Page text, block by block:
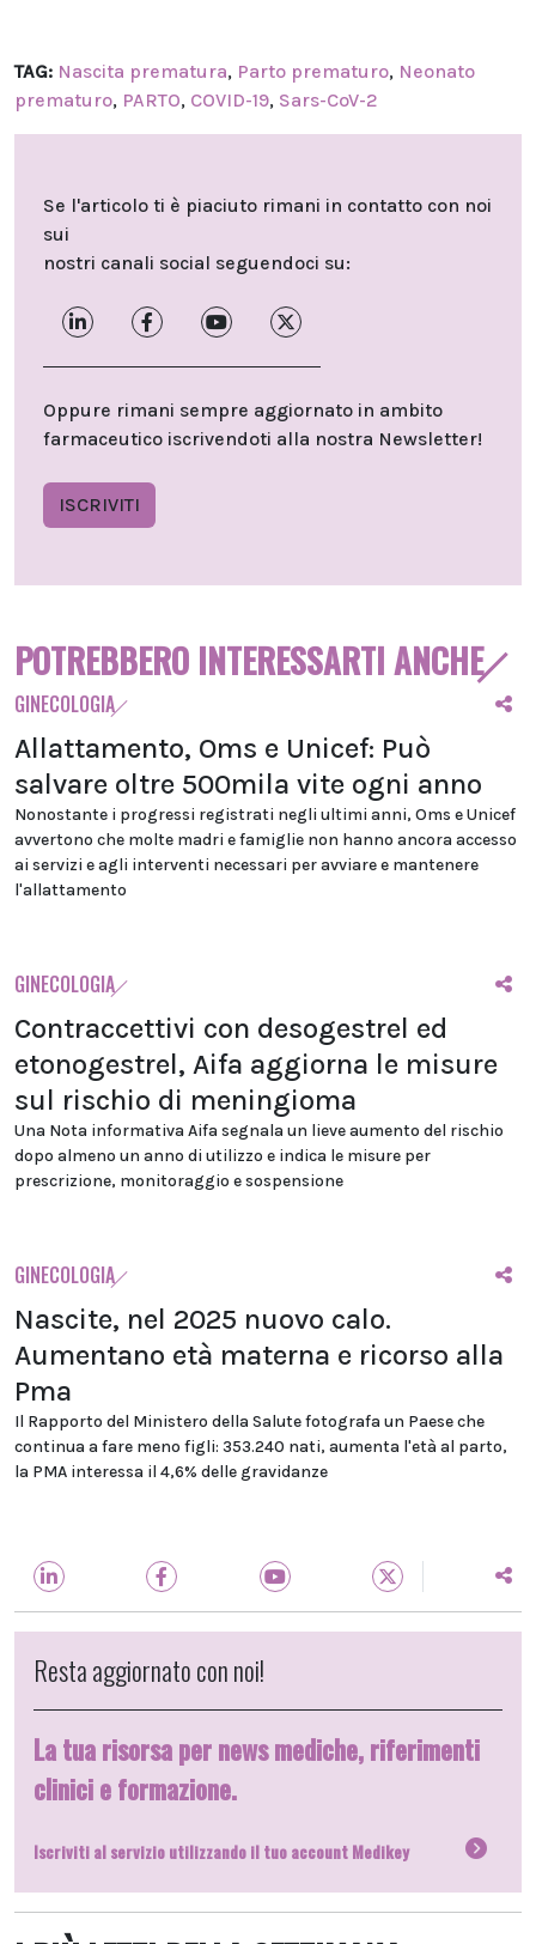
TAG: Nascita prematura, Parto prematuro, Neonato
prematuro, PARTO, COVID-19, Sars-CoV-2
Se l'articolo ti è piaciuto rimani in contatto con noi
sui
nostri canali social seguendoci su:
Oppure rimani sempre aggiornato in ambito
farmaceutico iscrivendoti alla nostra Newsletter!
ISCRIVITI
POTREBBERO INTERESSARTI ANCHE
GINECOLOGIA
Allattamento, Oms e Unicef: Può
salvare oltre 500mila vite ogni anno
Nonostante i progressi registrati negli ultimi anni, Oms e Unicef
avvertono che molte madri e famiglie non hanno ancora accesso
ai servizi e agli interventi necessari per avviare e mantenere
l'allattamento
GINECOLOGIA
Contraccettivi con desogestrel ed
etonogestrel, Aifa aggiorna le misure
sul rischio di meningioma
Una Nota informativa Aifa segnala un lieve aumento del rischio
dopo almeno un anno di utilizzo e indica le misure per
prescrizione, monitoraggio e sospensione
GINECOLOGIA
Nascite, nel 2025 nuovo calo.
Aumentano età materna e ricorso alla
Pma
Il Rapporto del Ministero della Salute fotografa un Paese che
continua a fare meno figli: 353.240 nati, aumenta l'età al parto,
la PMA interessa il 4,6% delle gravidanze
Resta aggiornato con noi!
La tua risorsa per news mediche, riferimenti
clinici e formazione.
Iscriviti al servizio utilizzando il tuo account Medikey